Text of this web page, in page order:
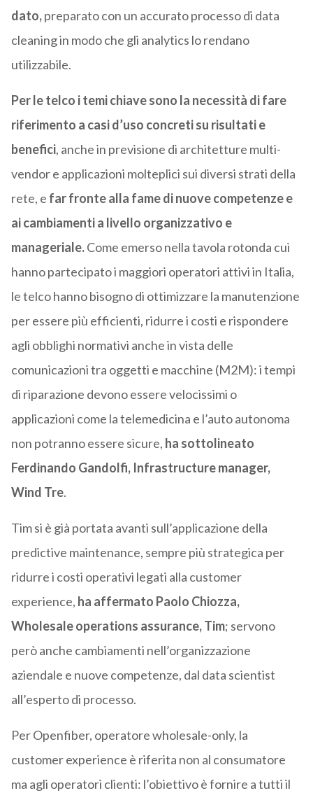
dato,preparato con un accurato processo di data
cleaning in modo che gli analytics lo rendano
utilizzabile.
Per le telco i temi chiave sono la necessità di fare
riferimento a casi d’uso concreti su risultati e
benefici, anche in previsione di architetture multi-
vendor e applicazioni molteplici sui diversi strati della
rete, e far fronte alla fame di nuove competenze e
ai cambiamenti a livello organizzativo e
manageriale.Come emerso nella tavola rotonda cui
hanno partecipato i maggiori operatori attivi in Italia,
le telco hanno bisogno di ottimizzare la manutenzione
per essere più efficienti, ridurre i costi e rispondere
agli obblighi normativi anche in vista delle
comunicazioni tra oggetti e macchine (M2M): i tempi
di riparazione devono essere velocissimi o
applicazioni come la telemedicina e l’auto autonoma
non potranno essere sicure, ha sottolineato
Ferdinando Gandolfi, Infrastructure manager,
Wind Tre.
Tim si è già portata avanti sull’applicazione della
predictive maintenance, sempre più strategica per
ridurre i costi operativi legati alla customer
experience, ha affermato Paolo Chiozza,
Wholesale operations assurance, Tim; servono
però anche cambiamenti nell’organizzazione
aziendale e nuove competenze, dal data scientist
all’esperto di processo.
Per Openfiber, operatore wholesale-only, la
customer experience è riferita non al consumatore
ma agli operatori clienti: l’obiettivo è fornire a tutti il